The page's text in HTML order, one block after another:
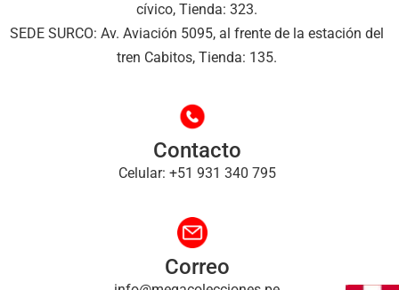
cívico, Tienda: 323.
SEDE SURCO: Av. Aviación 5095, al frente de la estación del
tren Cabitos, Tienda: 135.
Contacto
Celular: +51 931 340 795
Correo